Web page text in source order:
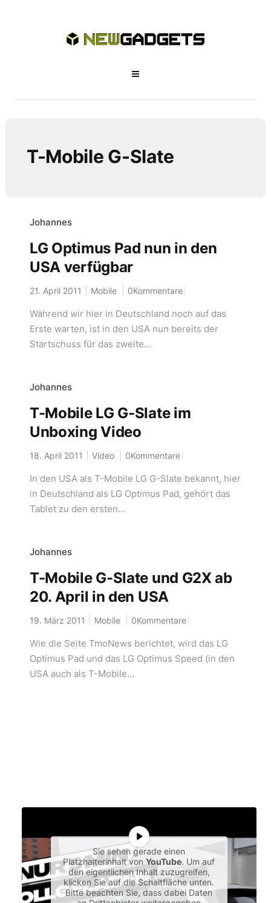
T-Mobile G-Slate
Johannes
LG Optimus Pad nun in den
USA verfügbar
21. April 2011 Mobile 0Kommentare
Während wir hier in Deutschland noch auf das
Erste warten, ist in den USA nun bereits der
Startschuss für das zweite...
Johannes
T-Mobile LG G-Slate im
Unboxing Video
18. April 2011 Video 0Kommentare
In den USA als T-Mobile LG G-Slate bekannt, hier
in Deutschland als LG Optimus Pad, gehört das
Tablet zu den ersten...
Johannes
T-Mobile G-Slate und G2X ab
20. April in den USA
19. März 2011 Mobile 0Kommentare
Wie die Seite TmoNews berichtet, wird das LG
Optimus Pad und das LG Optimus Speed (in den
USA auch als T-Mobile...
Sie sehen gerade einen
Platzhalterinhalt vonYouTube. Um auf
den eigentlichen Inhalt zuzugreifen,
klicken Sie auf die Schaltfläche unten.
Bitte beachten Sie, dass dabei Daten